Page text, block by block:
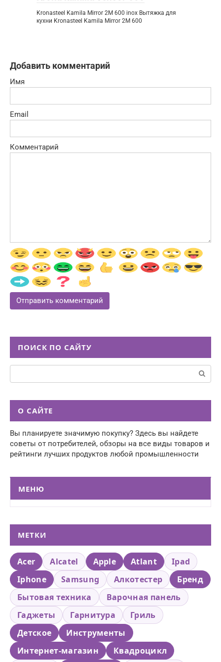
Kronasteel Kamila Mirror 2M 600 inox Вытяжка для
кухни Kronasteel Kamila Mirror 2M 600
Добавить комментарий
Имя
Email
Комментарий
ПОИСК ПО САЙТУ
Поиск:
О САЙТЕ
Вы планируете значимую покупку? Здесь вы найдете
советы от потребителей, обзоры на все виды товаров и
рейтинги лучших продуктов любой промышленности
МЕНЮ
МЕТКИ
Acer Alcatel Apple Atlant
Ipad
Iphone
Samsung Алкотестер
Бренд
Бытовая техника
Варочная панель
Гаджеты
Гарнитура
Гриль
Детское
Инструменты
Интернет-магазин
Квадроцикл